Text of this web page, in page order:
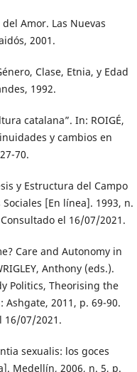
Amor. Las Nuevas
2001.
Clase, Etnia, y Edad
1992.
catalana”. In: ROIGÉ,
y cambios en
70.
y Estructura del Campo
[En línea]. 1993, n.
el 16/07/2021.
Care and Autonomy in
Anthony (eds.).
Politics, Theorising the
2011, p. 69-90.
16/07/2021.
sexualis: los goces
Medellín, 2006, n. 5, p.